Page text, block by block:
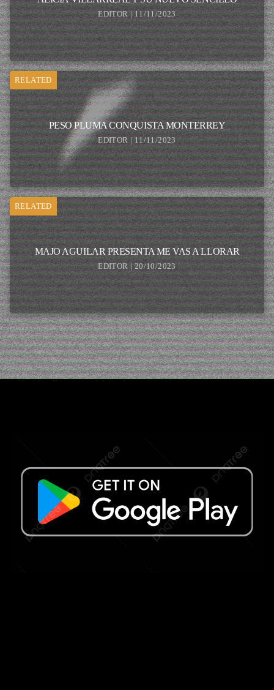
EDITOR | 11/11/2023
RELATED
PESO PLUMA CONQUISTA MONTERREY
EDITOR | 11/11/2023
RELATED
MAJO AGUILAR PRESENTA ME VAS A LLORAR
EDITOR | 20/10/2023